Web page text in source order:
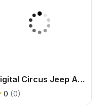
Digital Circus Jeep Adventure
0 (0)